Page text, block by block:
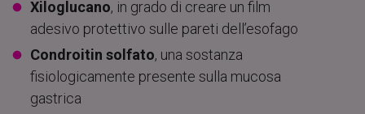
Xiloglucano, in grado di creare un film
adesivo protettivo sulle pareti dell’esofago
Condroitin solfato, una sostanza
fisiologicamente presente sulla mucosa
gastrica